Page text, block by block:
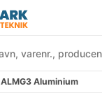
ALMG3 Aluminium